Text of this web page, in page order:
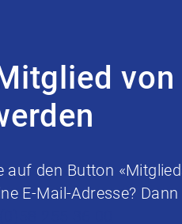
den Button
E-Mail-Adresse?